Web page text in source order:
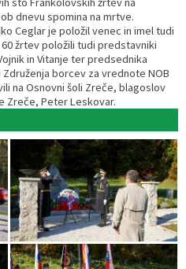
dnevu spomina na mrtve.
Ceglar je položil venec in imel tudi
žrtev položili tudi predstavniki
in Vitanje ter predsednika
borcev za vrednote NOB
na Osnovni šoli Zreče, blagoslov
Zreče, Peter Leskovar.